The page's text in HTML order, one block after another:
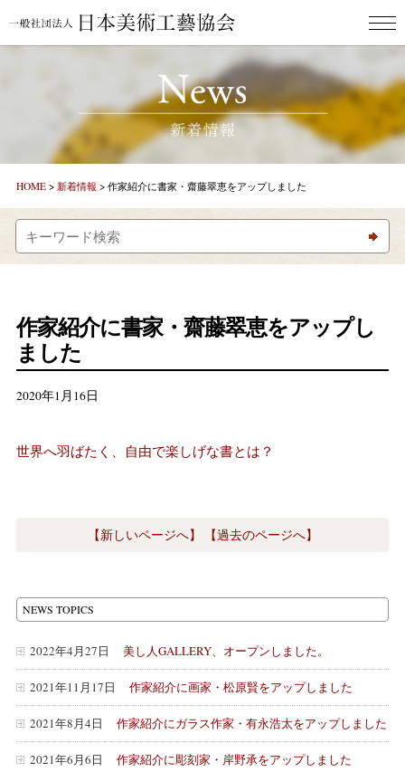
ごあいさつ
新着情報
コラム「美しとき」
コラム「美しい日本のことば」
お問合わせ
美し人GALLERY
HOME> 新着情報 > 作家紹介に書家・齋藤翠恵をアップしました
作家紹介に書家・齋藤翠恵をアップし
ました
2020年1月16日
世界へ羽ばたく、自由で楽しげな書とは？
【新しいページへ】 【過去のページへ】
NEWS TOPICS
2022年4月27日 美し人GALLERY、オープンしました。
2021年11月17日 作家紹介に画家・松原賢をアップしました
2021年8月4日 作家紹介にガラス作家・有永浩太をアップしました
2021年6月6日 作家紹介に彫刻家・岸野承をアップしました